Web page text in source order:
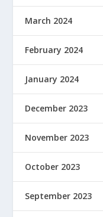
March 2024
February 2024
January 2024
December 2023
November 2023
October 2023
September 2023